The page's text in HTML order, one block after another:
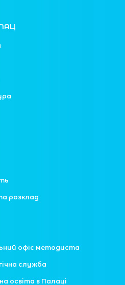
розклад
офіс методиста
служба
освіта в Палаці